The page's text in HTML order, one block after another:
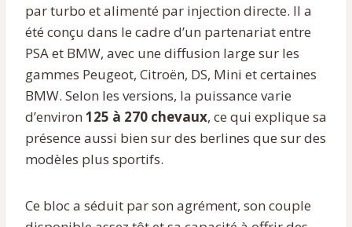
par turbo et alimenté par injection directe. Il a
été conçu dans le cadre d’un partenariat entre
PSA et BMW, avec une diffusion large sur les
gammes Peugeot, Citroën, DS, Mini et certaines
BMW. Selon les versions, la puissance varie
d’environ 125 à 270 chevaux, ce qui explique sa
présence aussi bien sur des berlines que sur des
modèles plus sportifs.
Ce bloc a séduit par son agrément, son couple